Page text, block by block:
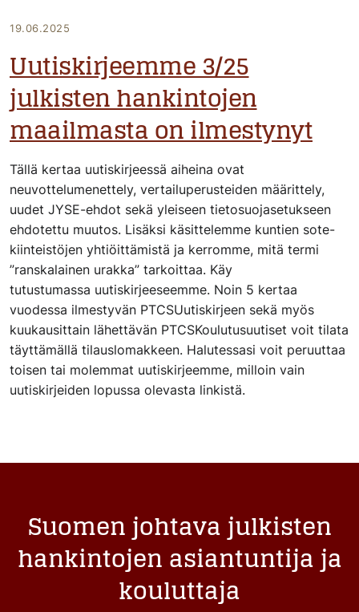
19.06.2025
Uutiskirjeemme 3/25
julkisten hankintojen
maailmasta on ilmestynyt
Tällä kertaa uutiskirjeessä aiheina ovat
neuvottelumenettely, vertailuperusteiden määrittely,
uudet JYSE-ehdot sekä yleiseen tietosuojasetukseen
ehdotettu muutos. Lisäksi käsittelemme kuntien sote-
kiinteistöjen yhtiöittämistä ja kerromme, mitä termi
”ranskalainen urakka” tarkoittaa. Käy
tutustumassa uutiskirjeeseemme. Noin 5 kertaa
vuodessa ilmestyvän PTCSUutiskirjeen sekä myös
kuukausittain lähettävän PTCSKoulutusuutiset voit tilata
täyttämällä tilauslomakkeen. Halutessasi voit peruuttaa
toisen tai molemmat uutiskirjeemme, milloin vain
uutiskirjeiden lopussa olevasta linkistä.
Suomen johtava julkisten
hankintojen asiantuntija ja
kouluttaja